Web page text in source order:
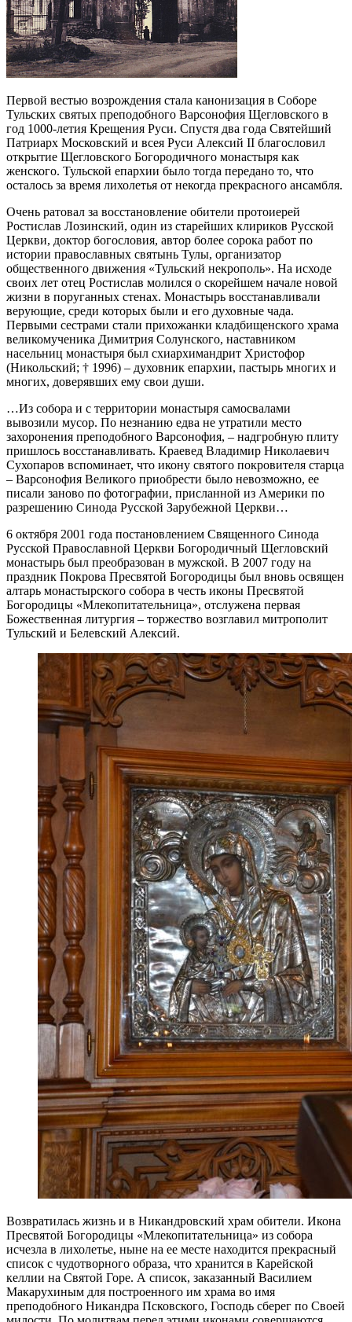
Первой вестью возрождения стала канонизация в Соборе
Тульских святых преподобного Варсонофия Щегловского в
год 1000-летия Крещения Руси. Спустя два года Святейший
Патриарх Московский и всея Руси Алексий II благословил
открытие Щегловского Богородичного монастыря как
женского. Тульской епархии было тогда передано то, что
осталось за время лихолетья от некогда прекрасного ансамбля.
Очень ратовал за восстановление обители протоиерей
Ростислав Лозинский, один из старейших клириков Русской
Церкви, доктор богословия, автор более сорока работ по
истории православных святынь Тулы, организатор
общественного движения «Тульский некрополь». На исходе
своих лет отец Ростислав молился о скорейшем начале новой
жизни в поруганных стенах. Монастырь восстанавливали
верующие, среди которых были и его духовные чада.
Первыми сестрами стали прихожанки кладбищенского храма
великомученика Димитрия Солунского, наставником
насельниц монастыря был схиархимандрит Христофор
(Никольский; † 1996) – духовник епархии, пастырь многих и
многих, доверявших ему свои души.
…Из собора и с территории монастыря самосвалами
вывозили мусор. По незнанию едва не утратили место
захоронения преподобного Варсонофия, – надгробную плиту
пришлось восстанавливать. Краевед Владимир Николаевич
Сухопаров вспоминает, что икону святого покровителя старца
– Варсонофия Великого приобрести было невозможно, ее
писали заново по фотографии, присланной из Америки по
разрешению Синода Русской Зарубежной Церкви…
6 октября 2001 года постановлением Священного Синода
Русской Православной Церкви Богородичный Щегловский
монастырь был преобразован в мужской. В 2007 году на
праздник Покрова Пресвятой Богородицы был вновь освящен
алтарь монастырского собора в честь иконы Пресвятой
Богородицы «Млекопитательница», отслужена первая
Божественная литургия – торжество возглавил митрополит
Тульский и Белевский Алексий.
Возвратилась жизнь и в Никандровский храм обители. Икона
Пресвятой Богородицы «Млекопитательница» из собора
исчезла в лихолетье, ныне на ее месте находится прекрасный
список с чудотворного образа, что хранится в Карейской
келлии на Святой Горе. А список, заказанный Василием
Макарухиным для построенного им храма во имя
преподобного Никандра Псковского, Господь сберег по Своей